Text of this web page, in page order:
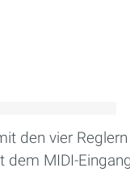
den vier
MIDI-